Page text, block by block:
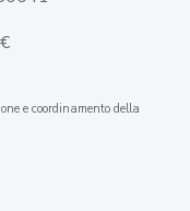
e coordinamento della